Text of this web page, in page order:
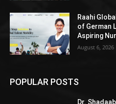
Raahi
of German
Aspiring
August 6, 2026
POPULAR POSTS
Dr.